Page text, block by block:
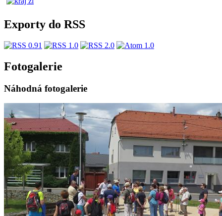
Exporty do RSS
Fotogalerie
Náhodná fotogalerie